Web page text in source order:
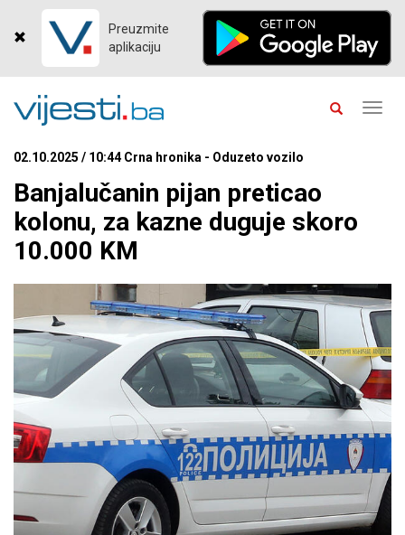
Preuzmite
aplikaciju
02.10.2025 / 10:44 Crna hronika - Oduzeto vozilo
Banjalučanin pijan preticao
kolonu, za kazne duguje skoro
10.000 KM